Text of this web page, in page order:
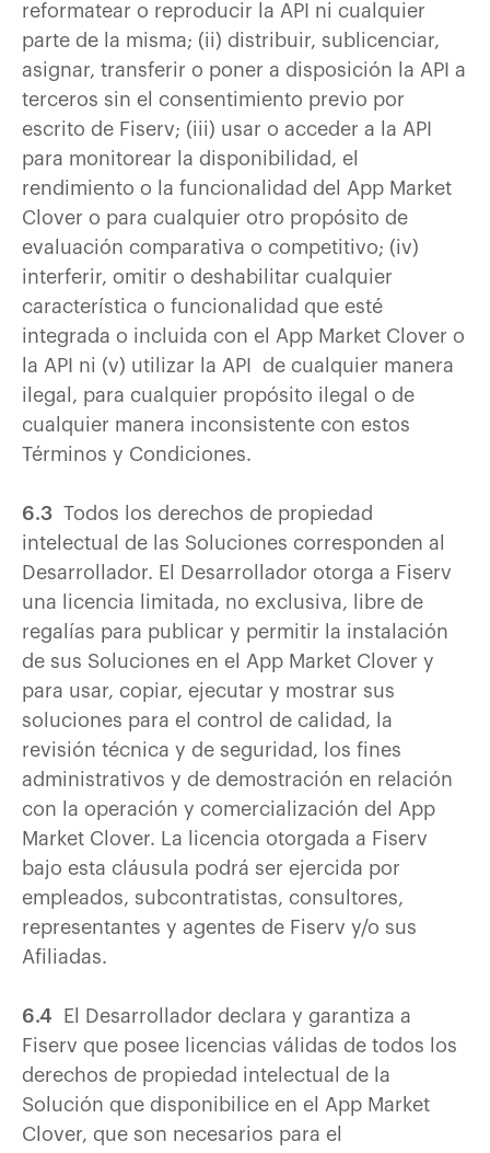
reformatear o reproducir la API ni cualquier
parte de la misma; (ii) distribuir, sublicenciar,
asignar, transferir o poner a disposición la API a
terceros sin el consentimiento previo por
escrito de Fiserv; (iii) usar o acceder a la API
para monitorear la disponibilidad, el
rendimiento o la funcionalidad del App Market
Clover o para cualquier otro propósito de
evaluación comparativa o competitivo; (iv)
interferir, omitir o deshabilitar cualquier
característica o funcionalidad que esté
integrada o incluida con el App Market Clover o
la API ni (v) utilizar la API de cualquier manera
ilegal, para cualquier propósito ilegal o de
cualquier manera inconsistente con estos
Términos y Condiciones.
6.3 Todos los derechos de propiedad
intelectual de las Soluciones corresponden al
Desarrollador. El Desarrollador otorga a Fiserv
una licencia limitada, no exclusiva, libre de
regalías para publicar y permitir la instalación
de sus Soluciones en el App Market Clover y
para usar, copiar, ejecutar y mostrar sus
soluciones para el control de calidad, la
revisión técnica y de seguridad, los fines
administrativos y de demostración en relación
con la operación y comercialización del App
Market Clover. La licencia otorgada a Fiserv
bajo esta cláusula podrá ser ejercida por
empleados, subcontratistas, consultores,
representantes y agentes de Fiserv y/o sus
Afiliadas.
6.4
El Desarrollador declara y garantiza a
Fiserv que posee licencias válidas de todos los
derechos de propiedad intelectual de la
Solución que disponibilice en el App Market
Clover, que son necesarios para el